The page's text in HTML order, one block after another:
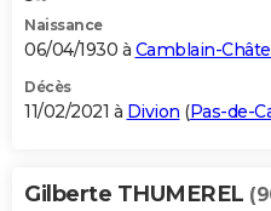
Naissance
06/04/1930 à Camblain-
Décès
11/02/2021 à Divion (Pas-de-
Gilberte THUMEREL